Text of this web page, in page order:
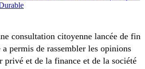
consultation citoyenne lancée de fin
permis de rassembler les opinions
privé et de la finance et de la société